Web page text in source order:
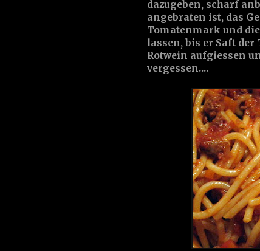
dazugeben, scharf
angebraten ist, das
Tomatenmark und
lassen, bis er Saft
Rotwein aufgiessen
vergessen....